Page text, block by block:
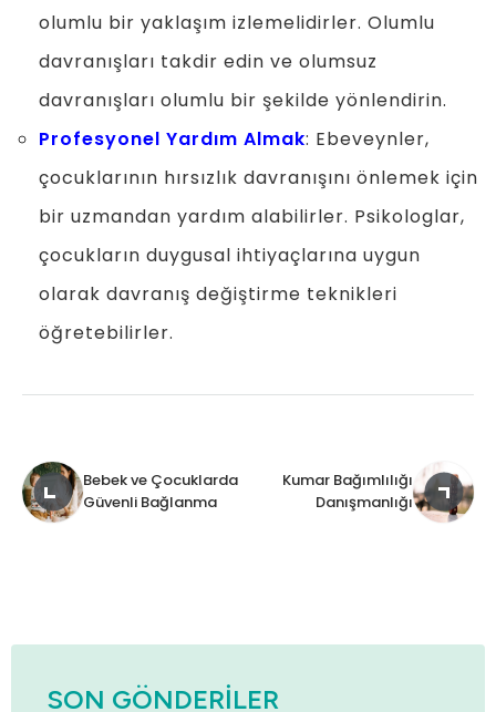
olumlu bir yaklaşım izlemelidirler. Olumlu
davranışları takdir edin ve olumsuz
davranışları olumlu bir şekilde yönlendirin.
Profesyonel Yardım Almak: Ebeveynler,
çocuklarının hırsızlık davranışını önlemek için
bir uzmandan yardım alabilirler. Psikologlar,
çocukların duygusal ihtiyaçlarına uygun
olarak davranış değiştirme teknikleri
öğretebilirler.
Bebek ve Çocuklarda
Güvenli Bağlanma
Kumar Bağımlılığı
Danışmanlığı
SON GÖNDERILER